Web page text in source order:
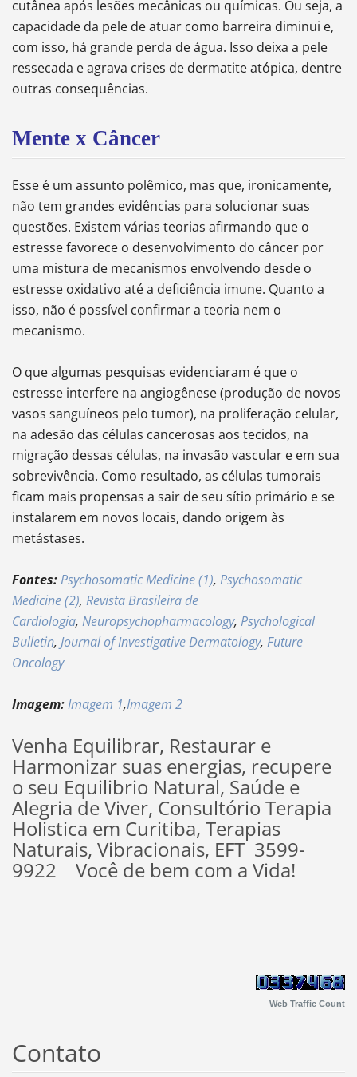
cutânea após lesões mecânicas ou químicas. Ou seja, a
capacidade da pele de atuar como barreira diminui e,
com isso, há grande perda de água. Isso deixa a pele
ressecada e agrava crises de dermatite atópica, dentre
outras consequências.
Mente x Câncer
Esse é um assunto polêmico, mas que, ironicamente,
não tem grandes evidências para solucionar suas
questões. Existem várias teorias afirmando que o
estresse favorece o desenvolvimento do câncer por
uma mistura de mecanismos envolvendo desde o
estresse oxidativo até a deficiência imune. Quanto a
isso, não é possível confirmar a teoria nem o
mecanismo.
O que algumas pesquisas evidenciaram é que o
estresse interfere na angiogênese (produção de novos
vasos sanguíneos pelo tumor), na proliferação celular,
na adesão das células cancerosas aos tecidos, na
migração dessas células, na invasão vascular e em sua
sobrevivência. Como resultado, as células tumorais
ficam mais propensas a sair de seu sítio primário e se
instalarem em novos locais, dando origem às
metástases.
Fontes:Psychosomatic Medicine (1), Psychosomatic
Medicine (2), Revista Brasileira de
Cardiologia, Neuropsychopharmacology, Psychological
Bulletin, Journal of Investigative Dermatology, Future
Oncology
Imagem:Imagem 1,Imagem 2
Venha Equilibrar, Restaurar e
Harmonizar suas energias, recupere
o seu Equilibrio Natural, Saúde e
Alegria de Viver, Consultório Terapia
Holistica em Curitiba, Terapias
Naturais, Vibracionais, EFT 3599-
9922 Você de bem com a Vida!
Web Traffic Count
Contato